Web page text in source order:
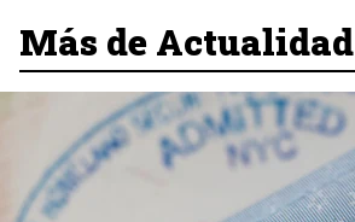
Más de Actualidad